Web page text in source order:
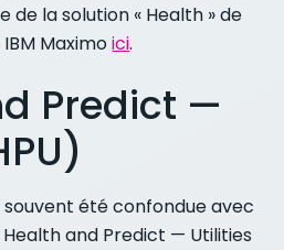
de la solution « Health » de
Maximoici.
Predict —
été confondue avec
and Predict — Utilities